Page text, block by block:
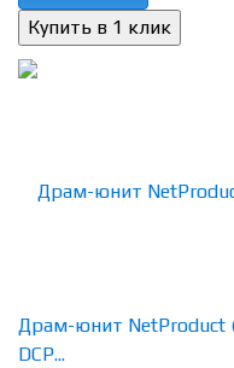
Драм-юнит NetProduct
DCP...